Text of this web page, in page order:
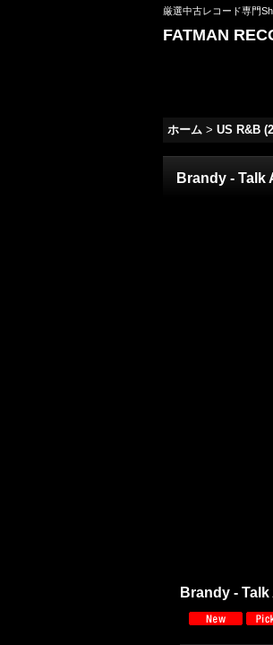
厳選中古レコード専門
FATMAN
ホーム > US R&B
Brandy - Talk
Brandy -